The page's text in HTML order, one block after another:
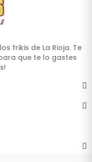
frikis de La Rioja. Te
que te lo gastes